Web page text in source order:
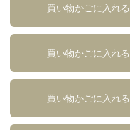
買い物かごに入れる
買い物かごに入れる
買い物かごに入れる